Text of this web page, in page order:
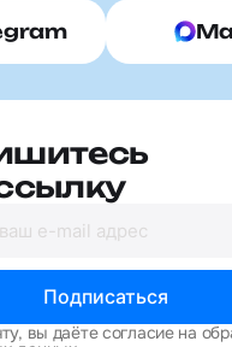
Подписаться
вы даёте согласие на